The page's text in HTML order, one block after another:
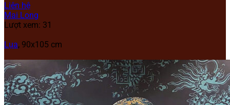
Liên hệ
Mai Long
Lượt xem: 31
Lụa, 90x105 cm